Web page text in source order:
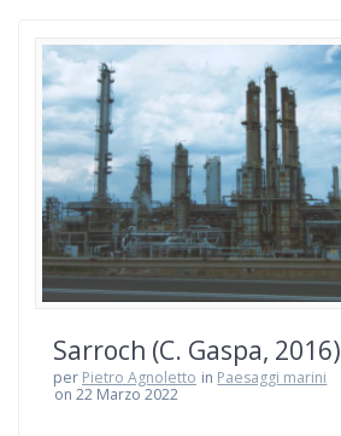
Sarroch (C. Gaspa, 2016)
per Pietro Agnoletto in Paesaggi marini
on 22 Marzo 2022